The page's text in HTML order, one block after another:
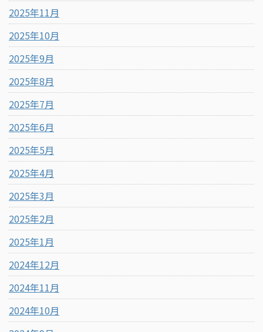
2025年11月
2025年10月
2025年9月
2025年8月
2025年7月
2025年6月
2025年5月
2025年4月
2025年3月
2025年2月
2025年1月
2024年12月
2024年11月
2024年10月